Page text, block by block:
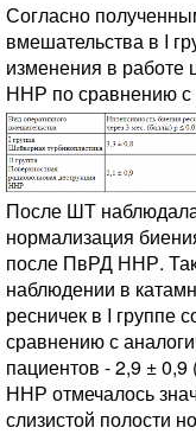
Согласно
вмешательства в I
изменения в работе
ННР по сравнению с
После ШТ
нормализация
после ПвРД ННР.
наблюдении в
ресничек в I группе
сравнению с
пациентов - 2,9 ±
ННР отмечалось
слизистой полости